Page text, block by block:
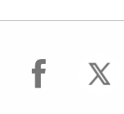
facebook